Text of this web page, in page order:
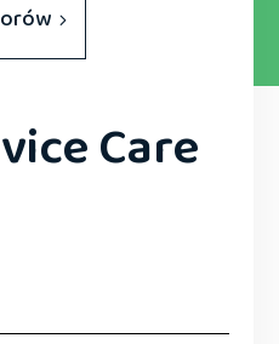
Care